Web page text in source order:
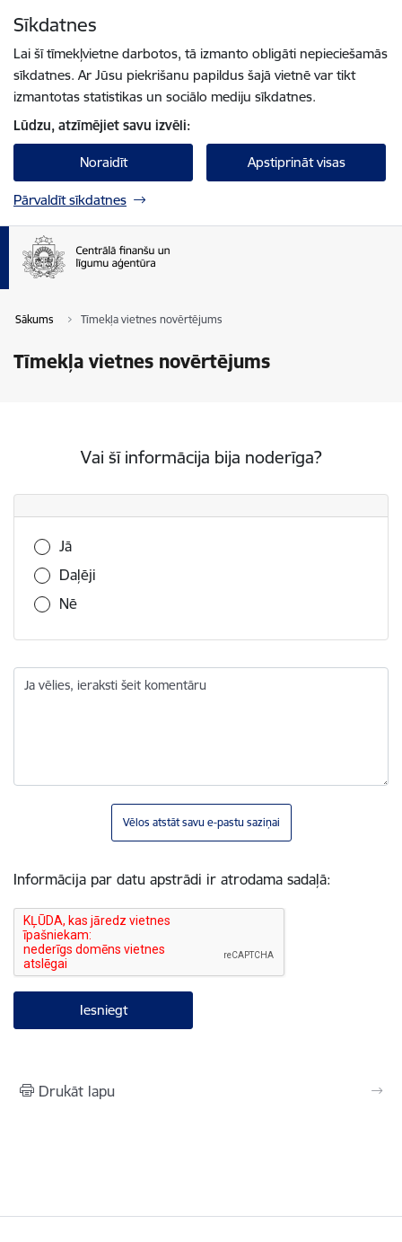
Sīkdatnes
Lai šī tīmekļvietne darbotos, tā izmanto obligāti nepieciešamās
sīkdatnes. Ar Jūsu piekrišanu papildus šajā vietnē var tikt
izmantotas statistikas un sociālo mediju sīkdatnes.
Lūdzu, atzīmējiet savu izvēli:
Noraidīt Apstiprināt visas
Pārvaldīt sīkdatnes
Sākums Tīmekļa vietnes novērtējums
Tīmekļa vietnes novērtējums
Vai šī informācija bija noderīga?
Vai šī informācija bija noderīga?
Jā
Daļēji
Nē
Ja vēlies, ieraksti šeit komentāru
Vēlos atstāt savu e-pastu saziņai
Informācija par datu apstrādi ir atrodama sadaļā:
Drukāt lapu